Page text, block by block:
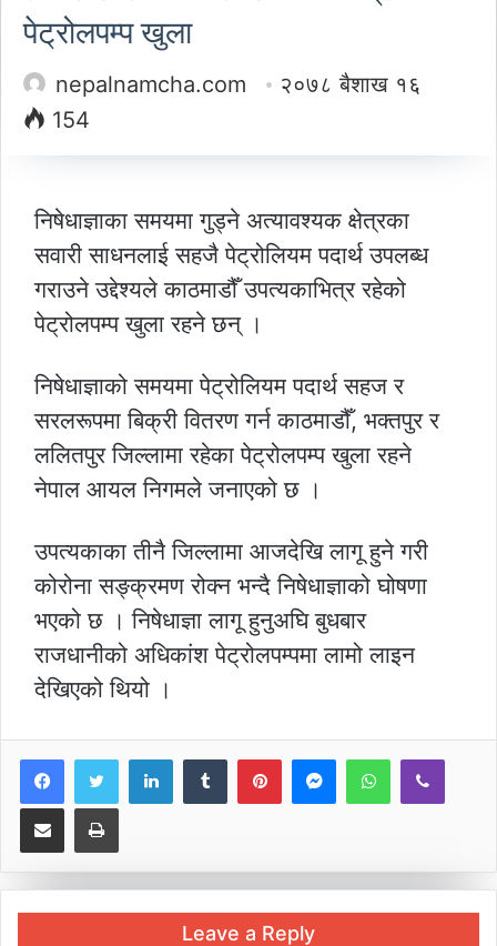
पेट्रोलपम्प खुला
nepalnamcha.com
२०७८ बैशाख १६
154
निषेधाज्ञाका समयमा गुड्ने अत्यावश्यक क्षेत्रका
सवारी साधनलाई सहजै पेट्रोलियम पदार्थ उपलब्ध
गराउने उद्देश्यले काठमाडौँ उपत्यकाभित्र रहेको
पेट्रोलपम्प खुला रहने छन् ।
निषेधाज्ञाको समयमा पेट्रोलियम पदार्थ सहज र
सरलरूपमा बिक्री वितरण गर्न काठमाडौँ, भक्तपुर र
ललितपुर जिल्लामा रहेका पेट्रोलपम्प खुला रहने
नेपाल आयल निगमले जनाएको छ ।
उपत्यकाका तीनै जिल्लामा आजदेखि लागू हुने गरी
कोरोना सङ्क्रमण रोक्न भन्दै निषेधाज्ञाको घोषणा
भएको छ । निषेधाज्ञा लागू हुनुअघि बुधबार
राजधानीको अधिकांश पेट्रोलपम्पमा लामो लाइन
देखिएको थियो ।
LinkedInTumblrPinterestMessenger
WhatsApp
Viber
Share via EmailPrint
Leave a Reply